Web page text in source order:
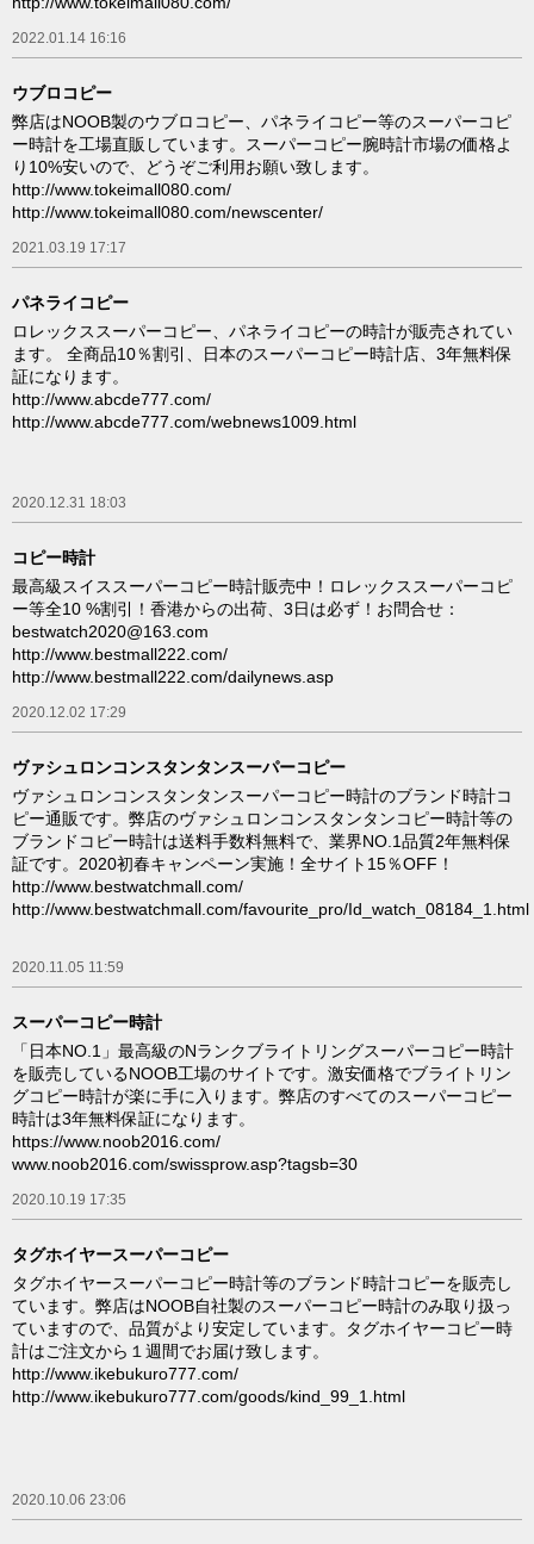
2022.01.14 16:16
ウブロコピー
弊店はNOOB製のウブロコピー、パネライコピー等のスーパーコピ
ー時計を工場直販しています。スーパーコピー腕時計市場の価格よ
り10%安いので、どうぞご利用お願い致します。
http://www.tokeimall080.com/
http://www.tokeimall080.com/newscenter/
2021.03.19 17:17
パネライコピー
ロレックススーパーコピー、パネライコピーの時計が販売されてい
ます。 全商品10％割引、日本のスーパーコピー時計店、3年無料保
証になります。
http://www.abcde777.com/
http://www.abcde777.com/webnews1009.html
2020.12.31 18:03
コピー時計
最高級スイススーパーコピー時計販売中！ロレックススーパーコピ
ー等全10 %割引！香港からの出荷、3日は必ず！お問合せ：
bestwatch2020@163.com
http://www.bestmall222.com/
http://www.bestmall222.com/dailynews.asp
2020.12.02 17:29
ヴァシュロンコンスタンタンスーパーコピー
ヴァシュロンコンスタンタンスーパーコピー時計のブランド時計コ
ピー通販です。弊店のヴァシュロンコンスタンタンコピー時計等の
ブランドコピー時計は送料手数料無料で、業界NO.1品質2年無料保
証です。2020初春キャンペーン実施！全サイト15％OFF！
http://www.bestwatchmall.com/
http://www.bestwatchmall.com/favourite_pro/Id_watch_08184_1.html
2020.11.05 11:59
スーパーコピー時計
「日本NO.1」最高級のNランクブライトリングスーパーコピー時計
を販売しているNOOB工場のサイトです。激安価格でブライトリン
グコピー時計が楽に手に入ります。弊店のすべてのスーパーコピー
時計は3年無料保証になります。
https://www.noob2016.com/
www.noob2016.com/swissprow.asp?tagsb=30
2020.10.19 17:35
タグホイヤースーパーコピー
タグホイヤースーパーコピー時計等のブランド時計コピーを販売し
ています。弊店はNOOB自社製のスーパーコピー時計のみ取り扱っ
ていますので、品質がより安定しています。タグホイヤーコピー時
計はご注文から１週間でお届け致します。
http://www.ikebukuro777.com/
http://www.ikebukuro777.com/goods/kind_99_1.html
2020.10.06 23:06